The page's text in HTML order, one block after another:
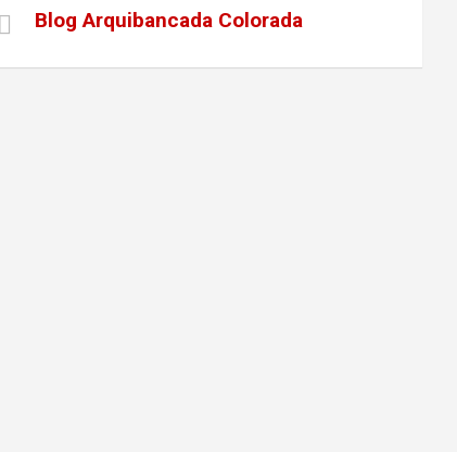
Blog Arquibancada Colorada